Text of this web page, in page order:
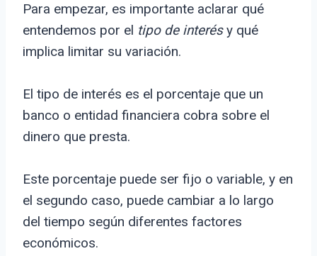
Para empezar, es importante aclarar qué
entendemos por el tipo de interésy qué
implica limitar su variación.
El tipo de interés es el porcentaje que un
banco o entidad financiera cobra sobre el
dinero que presta.
Este porcentaje puede ser fijo o variable, y en
el segundo caso, puede cambiar a lo largo
del tiempo según diferentes factores
económicos.